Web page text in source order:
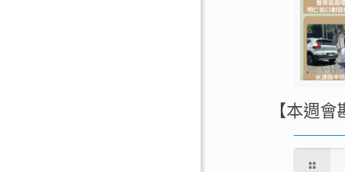
【本週會